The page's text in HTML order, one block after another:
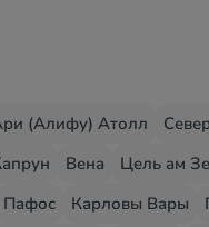
(Алифу) Атолл
Вена Цель ам
Пафос Карловы Вары